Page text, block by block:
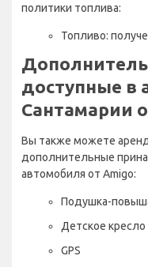
политики топлива:
Топливо:
доступные в
Сантамарии
Вы также можете
дополнительные
автомобиля от Amigo:
Подушка-
Детское
GPS